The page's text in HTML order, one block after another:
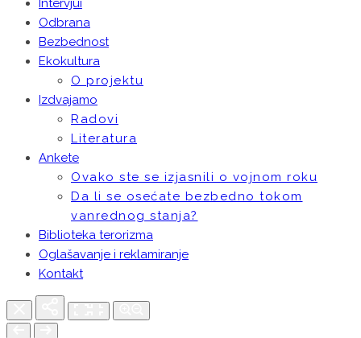
Intervjui
Odbrana
Bezbednost
Ekokultura
O projektu
Izdvajamo
Radovi
Literatura
Ankete
Ovako ste se izjasnili o vojnom roku
Da li se osećate bezbedno tokom
vanrednog stanja?
Biblioteka terorizma
Oglašavanje i reklamiranje
Kontakt